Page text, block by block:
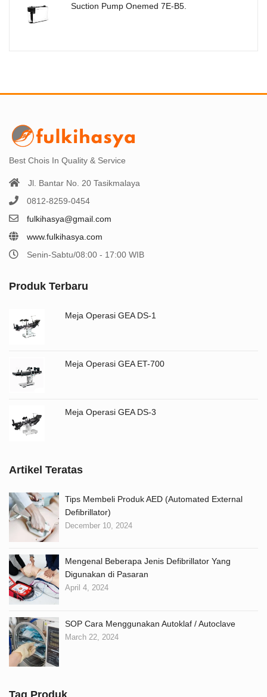
Suction Pump Onemed 7E-B5.
Best Chois In Quality & Service
Jl. Bantar No. 20 Tasikmalaya
0812-8259-0454
fulkihasya@gmail.com
www.fulkihasya.com
Senin-Sabtu/08:00 - 17:00 WIB
Produk Terbaru
Meja Operasi GEA DS-1
Meja Operasi GEA ET-700
Meja Operasi GEA DS-3
Artikel Teratas
Tips Membeli Produk AED (Automated External
Defibrillator)
December 10, 2024
Mengenal Beberapa Jenis Defibrillator Yang
Digunakan di Pasaran
April 4, 2024
SOP Cara Menggunakan Autoklaf / Autoclave
March 22, 2024